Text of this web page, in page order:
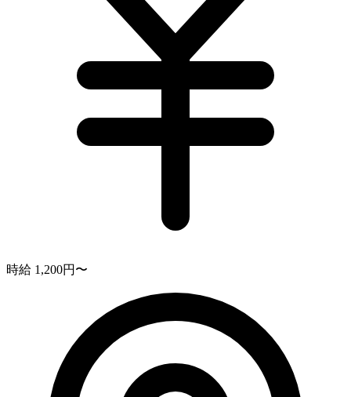
時給 1,200円〜